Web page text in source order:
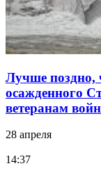
Лучше поздно,
осажденного
ветеранам
28 апреля
14:37